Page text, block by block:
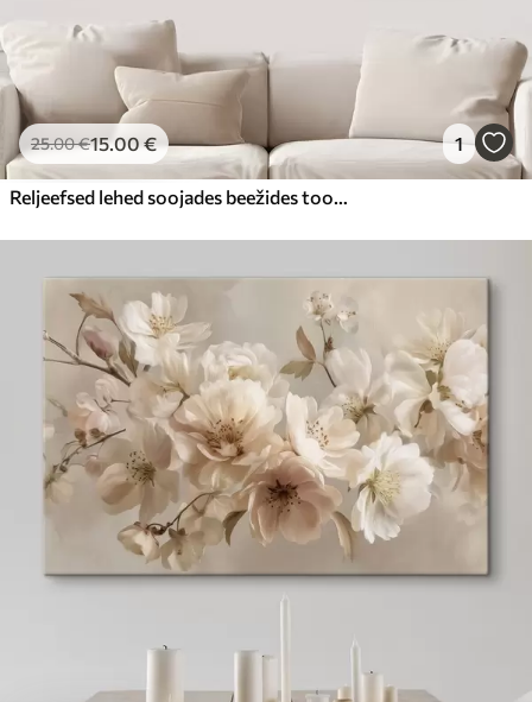
25.00€15.00€ 1
Reljeefsed lehed soojades beežides toonides